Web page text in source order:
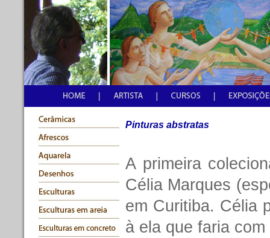
Pinturas abstratas
A primeira
Célia Marques
em Curitiba. Célia
à ela que faria